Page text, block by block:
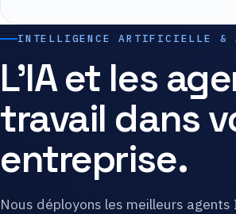
INTELLIGENCE ARTIFICIELLE &
L'IA et les
travail dans
entreprise.
Nous déployons les meilleurs